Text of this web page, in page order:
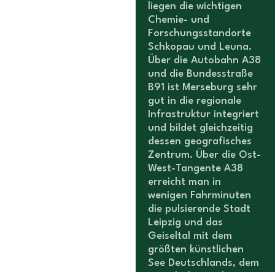
liegen die wichtigen
Chemie- und
Forschungsstandorte
Schkopau und Leuna.
Über die Autobahn A38
und die Bundesstraße
B91 ist Merseburg sehr
gut in die regionale
Infrastruktur integriert
und bildet gleichzeitig
dessen geografisches
Zentrum. Über die Ost-
West-Tangente A38
erreicht man in
wenigen Fahrminuten
die pulsierende Stadt
Leipzig und das
Geiseltal mit dem
größten künstlichen
See Deutschlands, dem